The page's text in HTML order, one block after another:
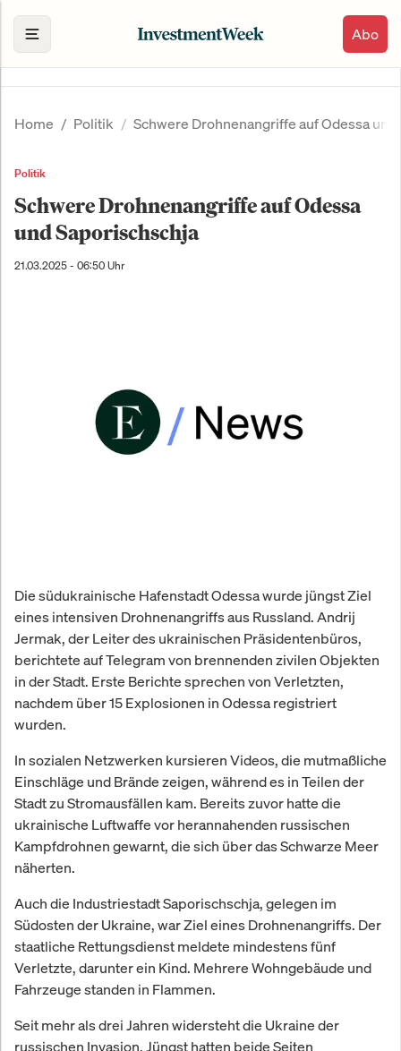
Abo
Home Politik Schwere Drohnenangriffe auf Odessa
Politik
Schwere Drohnenangriffe auf Odessa
und Saporischschja
21.03.2025 - 06:50 Uhr
Die südukrainische Hafenstadt Odessa wurde jüngst Ziel
eines intensiven Drohnenangriffs aus Russland. Andrij
Jermak, der Leiter des ukrainischen Präsidentenbüros,
berichtete auf Telegram von brennenden zivilen Objekten
in der Stadt. Erste Berichte sprechen von Verletzten,
nachdem über 15 Explosionen in Odessa registriert
wurden.
In sozialen Netzwerken kursieren Videos, die mutmaßliche
Einschläge und Brände zeigen, während es in Teilen der
Stadt zu Stromausfällen kam. Bereits zuvor hatte die
ukrainische Luftwaffe vor herannahenden russischen
Kampfdrohnen gewarnt, die sich über das Schwarze Meer
näherten.
Auch die Industriestadt Saporischschja, gelegen im
Südosten der Ukraine, war Ziel eines Drohnenangriffs. Der
staatliche Rettungsdienst meldete mindestens fünf
Verletzte, darunter ein Kind. Mehrere Wohngebäude und
Fahrzeuge standen in Flammen.
Seit mehr als drei Jahren widersteht die Ukraine der
russischen Invasion. Jüngst hatten beide Seiten